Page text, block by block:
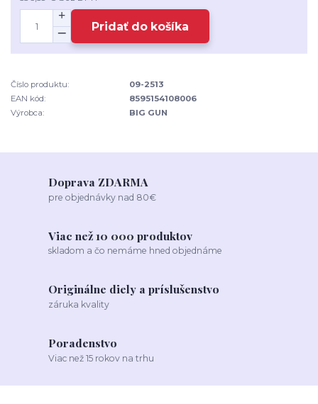
Pridať do košíka
Číslo produktu:
09-2513
EAN kód:
8595154108006
Výrobca:
BIG GUN
Doprava ZDARMA
pre objednávky nad 80€
Viac než 10 000 produktov
skladom a čo nemáme hned objednáme
Originálne diely a príslušenstvo
záruka kvality
Poradenstvo
Viac než 15 rokov na trhu